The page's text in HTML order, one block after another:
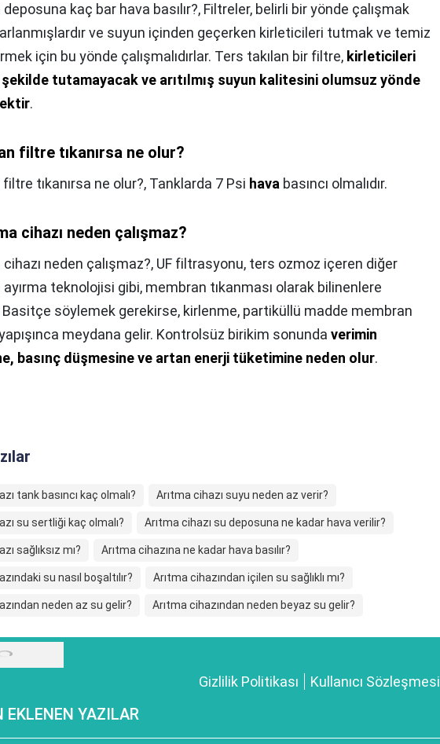
deposuna kaç bar hava basılır?, Filtreler, belirli bir yönde çalışmak
ve suyun içinden geçerken kirleticileri tutmak ve temiz
için bu yönde çalışmalıdırlar. Ters takılan bir filtre, kirleticileri
tutamayacak ve arıtılmış suyun kalitesini olumsuz yönde
.
filtre tıkanırsa ne olur?
tıkanırsa ne olur?, Tanklarda 7 Psi hava basıncı olmalıdır.
cihazı neden çalışmaz?
cihazı neden çalışmaz?, UF filtrasyonu, ters ozmoz içeren diğer
teknolojisi gibi, membran tıkanması olarak bilinenlere
Basitçe söylemek gerekirse, kirlenme, partiküllü madde membran
meydana gelir. Kontrolsüz birikim sonunda verimin
basınç düşmesine ve artan enerji tüketimine neden olur.
tank basıncı kaç olmalı? Arıtma cihazı suyu neden az verir?
su sertliği kaç olmalı? Arıtma cihazı su deposuna ne kadar hava verilir?
sağlıksız mı? Arıtma cihazına ne kadar hava basılır?
su nasıl boşaltılır? Arıtma cihazından içilen su sağlıklı mı?
neden az su gelir? Arıtma cihazından neden beyaz su gelir?
Gizlilik Politikası Kullanıcı Sözleşmesi
EKLENEN YAZILAR